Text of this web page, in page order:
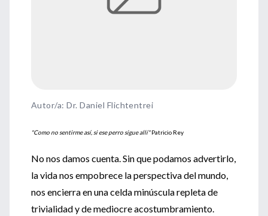
Autor/a: Dr. Daniel Flichtentrei
"Como no sentirme así, si ese perro sigue allí"Patricio Rey
No nos damos cuenta. Sin que podamos advertirlo,
la vida nos empobrece la perspectiva del mundo,
nos encierra en una celda minúscula repleta de
trivialidad y de mediocre acostumbramiento.